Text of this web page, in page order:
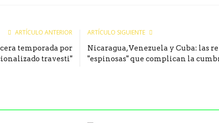
ARTÍCULO ANTERIOR
temporada por
travesti"
ARTÍCULO SIGUIENTE
Nicaragua, Venezuela y Cuba: las
"espinosas" que complican la